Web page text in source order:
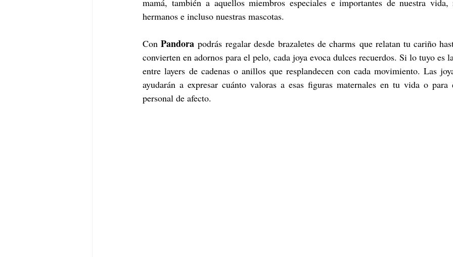
mamá, también a aquellos miembros especiales e importantes de nuestra vida,
hermanos e incluso nuestras mascotas.
Con Pandora podrás regalar desde brazaletes de charms que relatan tu cariño
convierten en adornos para el pelo, cada joya evoca dulces recuerdos. Si lo tuyo es
entre layers de cadenas o anillos que resplandecen con cada movimiento. Las
ayudarán a expresar cuánto valoras a esas figuras maternales en tu vida o
personal de afecto.